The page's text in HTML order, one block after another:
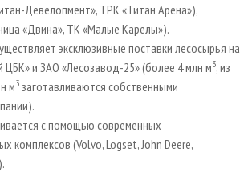
Девелопмент», ТРК «Титан Арена»),
«Двина», ТК «Малые Карелы»).
эксклюзивные поставки лесосырья на
ЦБК» и ЗАО «Лесозавод-25» (более 4 млн м3, из
м3 заготавливаются собственными
с помощью современных
комплексов (Volvo, Logset, John Deere,